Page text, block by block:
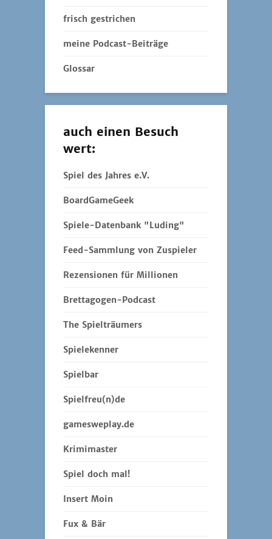
frisch gestrichen
meine Podcast-Beiträge
Glossar
auch einen Besuch
wert:
Spiel des Jahres e.V.
BoardGameGeek
Spiele-Datenbank "Luding"
Feed-Sammlung von Zuspieler
Rezensionen für Millionen
Brettagogen-Podcast
The Spielträumers
Spielekenner
Spielbar
Spielfreu(n)de
gamesweplay.de
Krimimaster
Spiel doch mal!
Insert Moin
Fux & Bär